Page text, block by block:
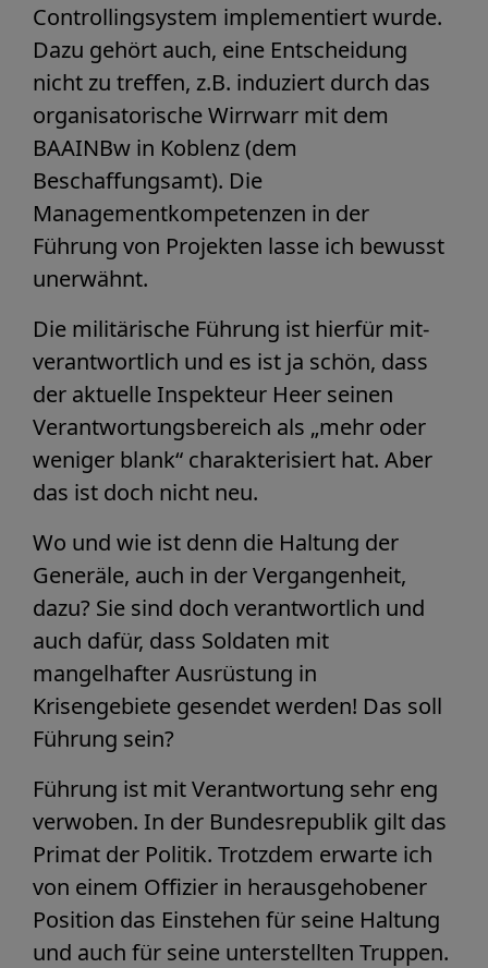
Controllingsystem implementiert wurde.
Dazu gehört auch, eine Entscheidung
nicht zu treffen, z.B. induziert durch das
organisatorische Wirrwarr mit dem
BAAINBw in Koblenz (dem
Beschaffungsamt). Die
Managementkompetenzen in der
Führung von Projekten lasse ich bewusst
unerwähnt.
Die militärische Führung ist hierfür mit-
verantwortlich und es ist ja schön, dass
der aktuelle Inspekteur Heer seinen
Verantwortungsbereich als „mehr oder
weniger blank“ charakterisiert hat. Aber
das ist doch nicht neu.
Wo und wie ist denn die Haltung der
Generäle, auch in der Vergangenheit,
dazu? Sie sind doch verantwortlich und
auch dafür, dass Soldaten mit
mangelhafter Ausrüstung in
Krisengebiete gesendet werden! Das soll
Führung sein?
Führung ist mit Verantwortung sehr eng
verwoben. In der Bundesrepublik gilt das
Primat der Politik. Trotzdem erwarte ich
von einem Offizier in herausgehobener
Position das Einstehen für seine Haltung
und auch für seine unterstellten Truppen.